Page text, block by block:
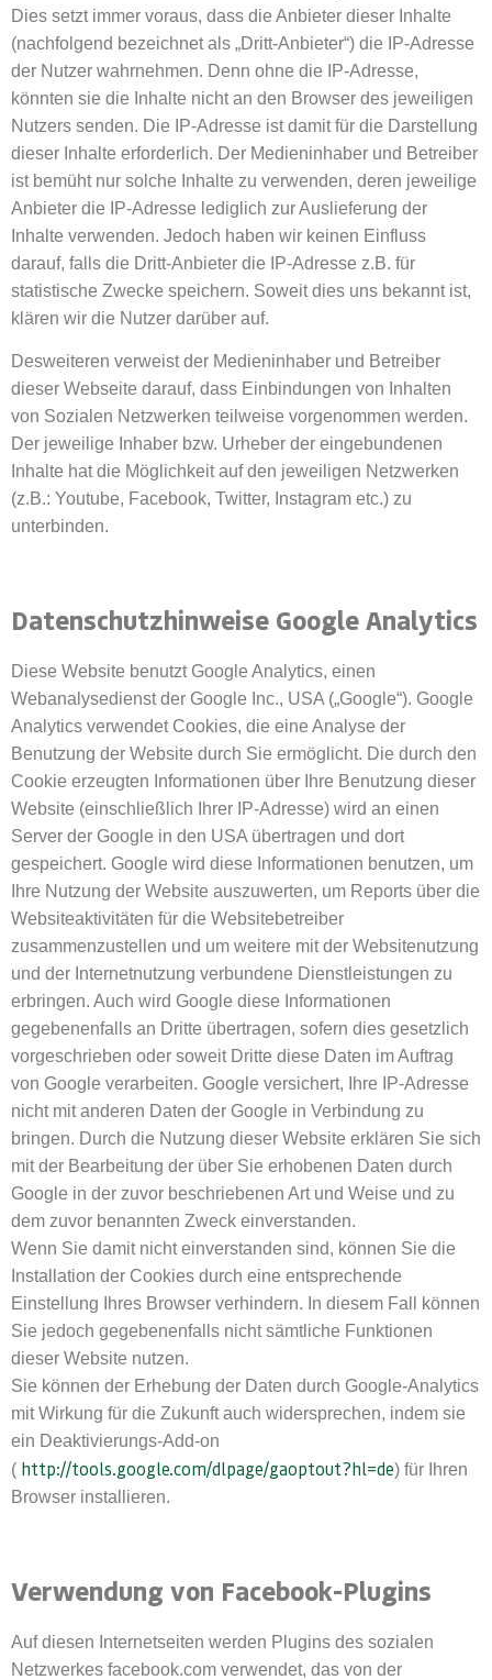
Dies setzt immer voraus, dass die Anbieter dieser Inhalte
(nachfolgend bezeichnet als „Dritt-Anbieter“) die IP-Adresse
der Nutzer wahrnehmen. Denn ohne die IP-Adresse,
könnten sie die Inhalte nicht an den Browser des jeweiligen
Nutzers senden. Die IP-Adresse ist damit für die Darstellung
dieser Inhalte erforderlich. Der Medieninhaber und Betreiber
ist bemüht nur solche Inhalte zu verwenden, deren jeweilige
Anbieter die IP-Adresse lediglich zur Auslieferung der
Inhalte verwenden. Jedoch haben wir keinen Einfluss
darauf, falls die Dritt-Anbieter die IP-Adresse z.B. für
statistische Zwecke speichern. Soweit dies uns bekannt ist,
klären wir die Nutzer darüber auf.
Desweiteren verweist der Medieninhaber und Betreiber
dieser Webseite darauf, dass Einbindungen von Inhalten
von Sozialen Netzwerken teilweise vorgenommen werden.
Der jeweilige Inhaber bzw. Urheber der eingebundenen
Inhalte hat die Möglichkeit auf den jeweiligen Netzwerken
(z.B.: Youtube, Facebook, Twitter, Instagram etc.) zu
unterbinden.
Datenschutzhinweise Google Analytics
Diese Website benutzt Google Analytics, einen
Webanalysedienst der Google Inc., USA („Google“). Google
Analytics verwendet Cookies, die eine Analyse der
Benutzung der Website durch Sie ermöglicht. Die durch den
Cookie erzeugten Informationen über Ihre Benutzung dieser
Website (einschließlich Ihrer IP-Adresse) wird an einen
Server der Google in den USA übertragen und dort
gespeichert. Google wird diese Informationen benutzen, um
Ihre Nutzung der Website auszuwerten, um Reports über die
Websiteaktivitäten für die Websitebetreiber
zusammenzustellen und um weitere mit der Websitenutzung
und der Internetnutzung verbundene Dienstleistungen zu
erbringen. Auch wird Google diese Informationen
gegebenenfalls an Dritte übertragen, sofern dies gesetzlich
vorgeschrieben oder soweit Dritte diese Daten im Auftrag
von Google verarbeiten. Google versichert, Ihre IP-Adresse
nicht mit anderen Daten der Google in Verbindung zu
bringen. Durch die Nutzung dieser Website erklären Sie sich
mit der Bearbeitung der über Sie erhobenen Daten durch
Google in der zuvor beschriebenen Art und Weise und zu
dem zuvor benannten Zweck einverstanden.
Wenn Sie damit nicht einverstanden sind, können Sie die
Installation der Cookies durch eine entsprechende
Einstellung Ihres Browser verhindern. In diesem Fall können
Sie jedoch gegebenenfalls nicht sämtliche Funktionen
dieser Website nutzen.
Sie können der Erhebung der Daten durch Google-Analytics
mit Wirkung für die Zukunft auch widersprechen, indem sie
ein Deaktivierungs-Add-on
( http://tools.google.com/dlpage/gaoptout?hl=de) für Ihren
Browser installieren.
Verwendung von Facebook-Plugins
Auf diesen Internetseiten werden Plugins des sozialen
Netzwerkes facebook.com verwendet, das von der